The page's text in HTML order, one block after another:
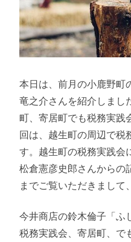
本日は、前月の小鹿野町
竜之介さんを紹介しまし
町、寄居町でも税務実践
回は、越生町の周辺で税
す。越生町の税務実践会
松倉憲彦史郎さんからの
までご覧いただきまして
今井商店の鈴木倫子「ふ
税務実践会、寄居町、で